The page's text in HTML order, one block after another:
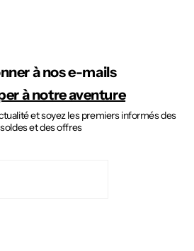
à nos e-mails
à notre aventure
et soyez les premiers informés des
soldes et des offres